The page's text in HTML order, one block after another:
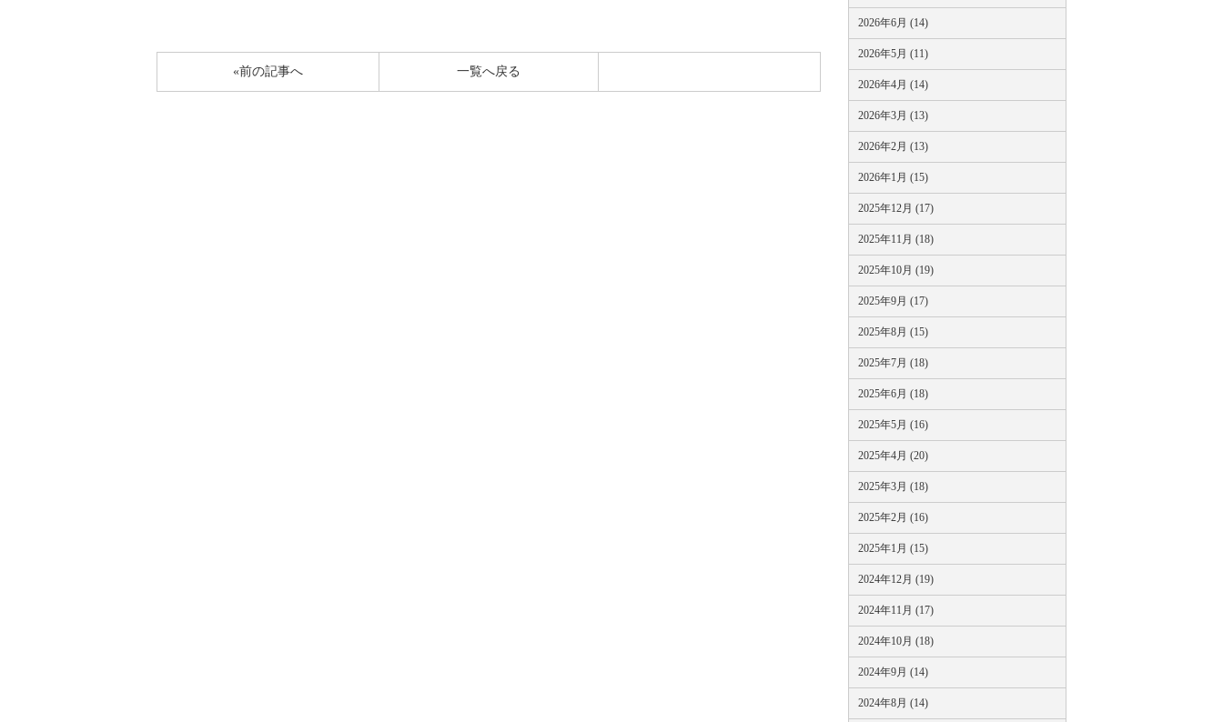
«前の記事へ 一覧へ戻る
2026年6月 (14)
2026年5月 (11)
2026年4月 (14)
2026年3月 (13)
2026年2月 (13)
2026年1月 (15)
2025年12月 (17)
2025年11月 (18)
2025年10月 (19)
2025年9月 (17)
2025年8月 (15)
2025年7月 (18)
2025年6月 (18)
2025年5月 (16)
2025年4月 (20)
2025年3月 (18)
2025年2月 (16)
2025年1月 (15)
2024年12月 (19)
2024年11月 (17)
2024年10月 (18)
2024年9月 (14)
2024年8月 (14)